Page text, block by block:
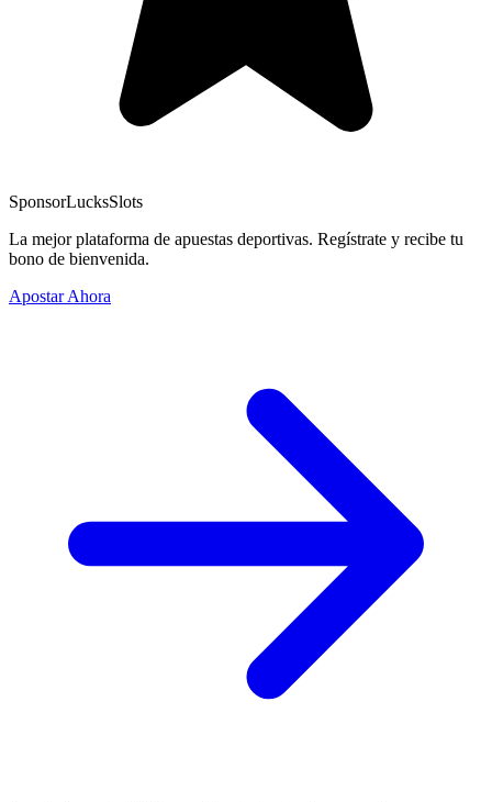
SponsorLucksSlots
La mejor plataforma de apuestas deportivas. Regístrate y recibe tu
bono de bienvenida.
Apostar Ahora